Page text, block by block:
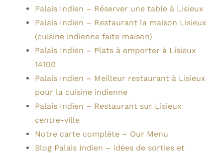
Palais Indien – Réserver une table à Lisieux
Palais Indien – Restaurant la maison Lisieux
(cuisine indienne faite maison)
Palais Indien – Plats à emporter à Lisieux
14100
Palais Indien – Meilleur restaurant à Lisieux
pour la cuisine indienne
Palais Indien – Restaurant sur Lisieux
centre-ville
Notre carte complète – Our Menu
Blog Palais Indien – idées de sorties et